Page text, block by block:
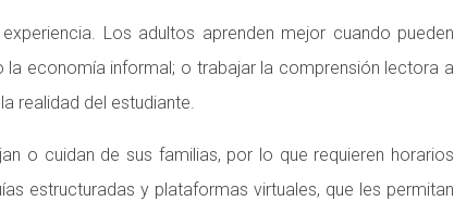
Los adultos aprenden mejor cuando pueden
economía informal; o trabajar la comprensión lectora a
realidad del estudiante.
o cuidan de sus familias, por lo que requieren horarios
estructuradas y plataformas virtuales, que les permitan